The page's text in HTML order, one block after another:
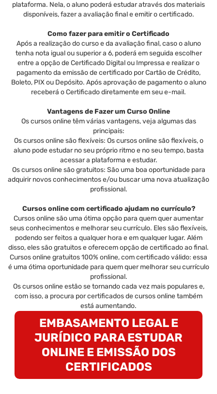
plataforma. Nela, o aluno poderá estudar através dos materiais
disponíveis, fazer a avaliação final e emitir o certificado.
Como fazer para emitir o Certificado
Após a realização do curso e da avaliação final, caso o aluno
tenha nota igual ou superior a 6, poderá em seguida escolher
entre a opção de Certificado Digital ou Impressa e realizar o
pagamento da emissão de certificado por Cartão de Crédito,
Boleto, PIX ou Depósito. Após aprovação de pagamento o aluno
receberá o Certificado diretamente em seu e-mail.
Vantagens de Fazer um Curso Online
Os cursos online têm várias vantagens, veja algumas das
principais:
Os cursos online são flexíveis: Os cursos online são flexíveis, o
aluno pode estudar no seu próprio ritmo e no seu tempo, basta
acessar a plataforma e estudar.
Os cursos online são gratuitos: São uma boa oportunidade para
adquirir novos conhecimentos e/ou buscar uma nova atualização
profissional.
Cursos online com certificado ajudam no currículo?
Cursos online são uma ótima opção para quem quer aumentar
seus conhecimentos e melhorar seu currículo. Eles são flexíveis,
podendo ser feitos a qualquer hora e em qualquer lugar. Além
disso, eles são gratuitos e oferecem opção de certificado ao final.
Cursos online gratuitos 100% online, com certificado válido: essa
é uma ótima oportunidade para quem quer melhorar seu currículo
profissional.
Os cursos online estão se tornando cada vez mais populares e,
com isso, a procura por certificados de cursos online também
está aumentando.
EMBASAMENTO LEGAL E
JURÍDICO PARA ESTUDAR
ONLINE E EMISSÃO DOS
CERTIFICADOS